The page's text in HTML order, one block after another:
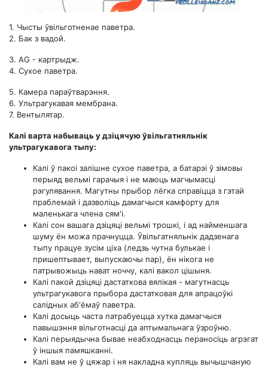
1. Чысты ўвільготненае паветра.
2. Бак з вадой.
3. AG - картрыдж.
4. Сухое паветра.
5. Камера параўтварэння.
6. Ультрагукавая мембрана.
7. Вентылятар.
Калі варта набываць у дзіцячую ўвільгатняльнік
ультрагукавога тыпу:
Калі ў пакоі залішне сухое паветра, а батарэі ў зімовы
перыяд вельмі гарачыя і не маюць магчымасці
рэгулявання. Магутны прыбор лёгка справіцца з гэтай
праблемай і дазволіць дамагчыся камфорту для
маленькага члена сям'і.
Калі сон вашага дзіцяці вельмі трошкі, і ад найменшага
шуму ён можа прачнуцца. Ўвільгатняльнік дадзенага
тыпу працуе зусім ціха (ледзь чутна булькае і
пришептывает, выпускаючы пар), ён нікога не
патрывожыць нават ноччу, калі вакол цішыня.
Калі пакой дзіцяці дастаткова вялікая - магутнасць
ультрагукавога прыбора дастатковая для апрацоўкі
салідных аб'ёмаў паветра.
Калі досыць часта патрабуецца хутка дамагчыся
павышэння вільготнасці да аптымальнага ўзроўню.
Калі перыядычна бывае неабходнасць пераносіць агрэгат
ў іншыя памяшканні.
Калі вам не ў цяжар і ня накладна купляць вычышчаную